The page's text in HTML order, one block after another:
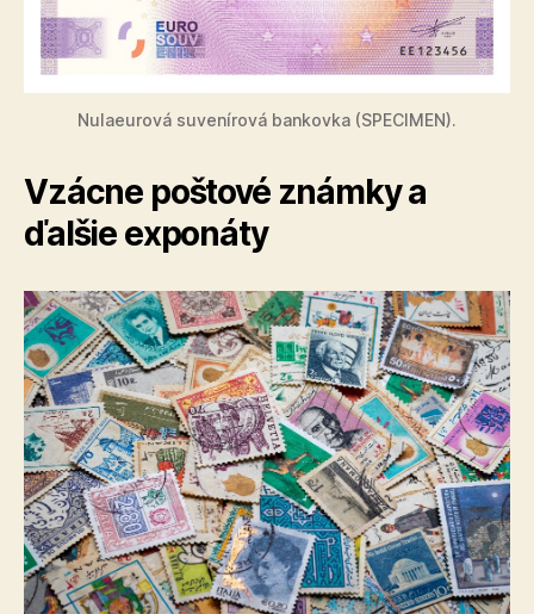
Nulaeurová suvenírová bankovka (SPECIMEN).
Vzácne poštové známky a
ďalšie exponáty